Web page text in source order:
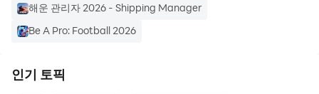
해운 관리자 2026 - Shipping Manager
Be A Pro: Football 2026
인기 토픽